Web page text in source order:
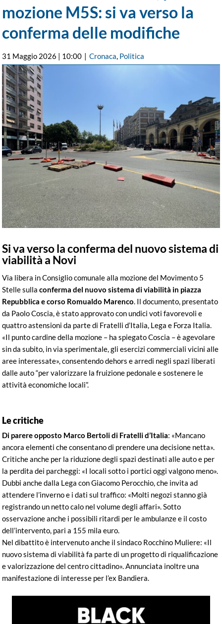
mozione M5S: si va verso la
conferma delle modifiche
31 Maggio 2026 | 10:00 | Cronaca, Politica
Ingrandisci
immagine
Si va verso la conferma del nuovo sistema di
viabilità a Novi
Via libera in Consiglio comunale alla mozione del Movimento 5
Stelle sullaconferma del nuovo sistema di viabilità in piazza
Repubblica e corso Romualdo Marenco . Il documento, presentato
da Paolo Coscia, è stato approvato con undici voti favorevoli e
quattro astensioni da parte di Fratelli d’Italia, Lega e Forza Italia.
«Il punto cardine della mozione – ha spiegato Coscia – è agevolare
sin da subito, in via sperimentale, gli esercizi commerciali vicini alle
aree interessate», consentendo dehors e arredi negli spazi liberati
dalle auto “per valorizzare la fruizione pedonale e sostenere le
attività economiche locali”.
Le critiche
Di parere opposto Marco Bertoli di Fratelli d’Italia: «Mancano
ancora elementi che consentano di prendere una decisione netta».
Critiche anche per la riduzione degli spazi destinati alle auto e per
la perdita dei parcheggi: «I locali sotto i portici oggi valgono meno».
Dubbi anche dalla Lega con Giacomo Perocchio, che invita ad
attendere l’inverno e i dati sul traffico: «Molti negozi stanno già
registrando un netto calo nel volume degli affari». Sotto
osservazione anche i possibili ritardi per le ambulanze e il costo
dell’intervento, pari a 155 mila euro.
Nel dibattito è intervenuto anche il sindaco Rocchino Muliere: «Il
nuovo sistema di viabilità fa parte di un progetto di riqualificazione
e valorizzazione del centro cittadino». Annunciata inoltre una
manifestazione di interesse per l’ex Bandiera.